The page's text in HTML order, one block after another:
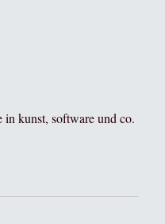
in kunst, software und co.